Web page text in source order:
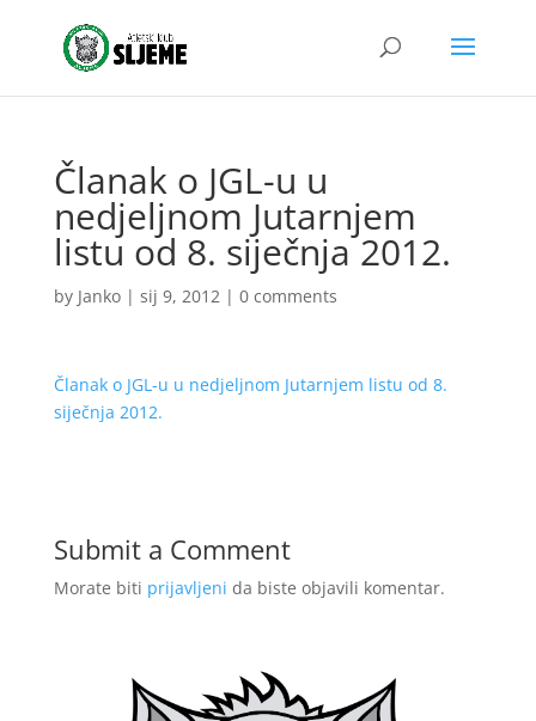
Članak o JGL-u u
nedjeljnom Jutarnjem
listu od 8. siječnja 2012.
by Janko| sij 9, 2012| 0 comments
Članak o JGL-u u nedjeljnom Jutarnjem listu od 8.
siječnja 2012.
Submit a Comment
Morate biti prijavljeni da biste objavili komentar.